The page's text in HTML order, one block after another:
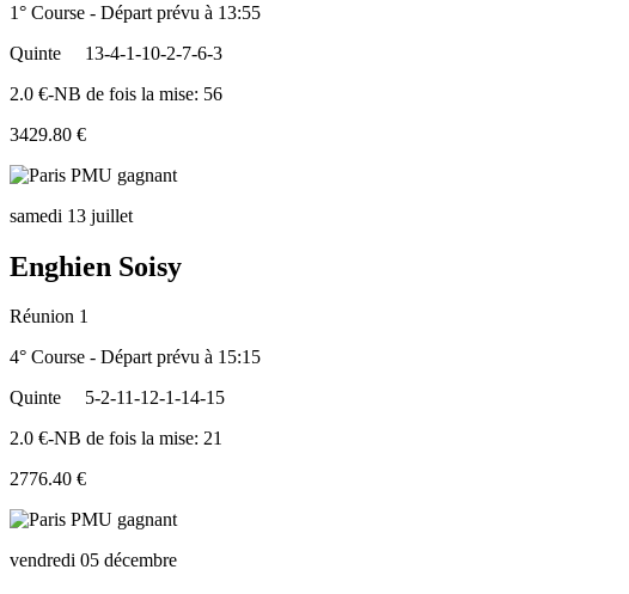
1° Course - Départ prévu à 13:55
Quinte
13-4-1-10-2-7-6-3
2.0 €-NB de fois la mise: 56
3429.80 €
samedi 13 juillet
Enghien Soisy
Réunion 1
4° Course - Départ prévu à 15:15
Quinte
5-2-11-12-1-14-15
2.0 €-NB de fois la mise: 21
2776.40 €
vendredi 05 décembre